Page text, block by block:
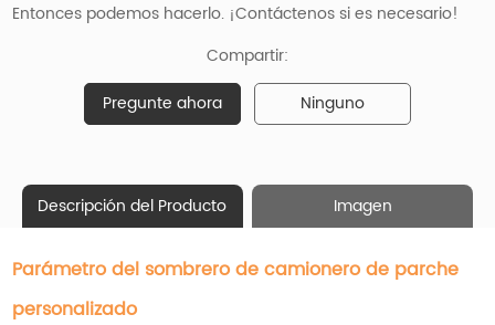
Entonces podemos hacerlo. ¡Contáctenos si es necesario!
Compartir:
Pregunte ahora
Ninguno
Descripción del Producto Imagen
Parámetro del sombrero de camionero de parche
personalizado